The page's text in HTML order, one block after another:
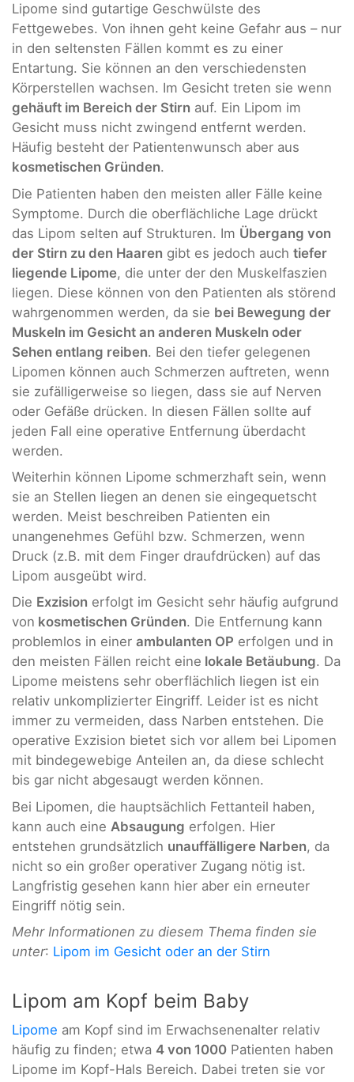
Lipome sind gutartige Geschwülste des
Fettgewebes. Von ihnen geht keine Gefahr aus – nur
in den seltensten Fällen kommt es zu einer
Entartung. Sie können an den verschiedensten
Körperstellen wachsen. Im Gesicht treten sie wenn
gehäuft im Bereich der Stirn auf. Ein Lipom im
Gesicht muss nicht zwingend entfernt werden.
Häufig besteht der Patientenwunsch aber aus
kosmetischen Gründen.
Die Patienten haben den meisten aller Fälle keine
Symptome. Durch die oberflächliche Lage drückt
das Lipom selten auf Strukturen. Im Übergang von
der Stirn zu den Haaren gibt es jedoch auch tiefer
liegende Lipome, die unter der den Muskelfaszien
liegen. Diese können von den Patienten als störend
wahrgenommen werden, da sie bei Bewegung der
Muskeln im Gesicht an anderen Muskeln oder
Sehen entlang reiben. Bei den tiefer gelegenen
Lipomen können auch Schmerzen auftreten, wenn
sie zufälligerweise so liegen, dass sie auf Nerven
oder Gefäße drücken. In diesen Fällen sollte auf
jeden Fall eine operative Entfernung überdacht
werden.
Weiterhin können Lipome schmerzhaft sein, wenn
sie an Stellen liegen an denen sie eingequetscht
werden. Meist beschreiben Patienten ein
unangenehmes Gefühl bzw. Schmerzen, wenn
Druck (z.B. mit dem Finger draufdrücken) auf das
Lipom ausgeübt wird.
Die Exzision erfolgt im Gesicht sehr häufig aufgrund
von kosmetischen Gründen. Die Entfernung kann
problemlos in einer ambulanten OP erfolgen und in
den meisten Fällen reicht eine lokale Betäubung. Da
Lipome meistens sehr oberflächlich liegen ist ein
relativ unkomplizierter Eingriff. Leider ist es nicht
immer zu vermeiden, dass Narben entstehen. Die
operative Exzision bietet sich vor allem bei Lipomen
mit bindegewebige Anteilen an, da diese schlecht
bis gar nicht abgesaugt werden können.
Bei Lipomen, die hauptsächlich Fettanteil haben,
kann auch eine Absaugung erfolgen. Hier
entstehen grundsätzlich unauffälligere Narben, da
nicht so ein großer operativer Zugang nötig ist.
Langfristig gesehen kann hier aber ein erneuter
Eingriff nötig sein.
Mehr Informationen zu diesem Thema finden sie
unter: Lipom im Gesicht oder an der Stirn
Lipom am Kopf beim Baby
Lipome am Kopf sind im Erwachsenenalter relativ
häufig zu finden; etwa 4 von 1000 Patienten haben
Lipome im Kopf-Hals Bereich. Dabei treten sie vor